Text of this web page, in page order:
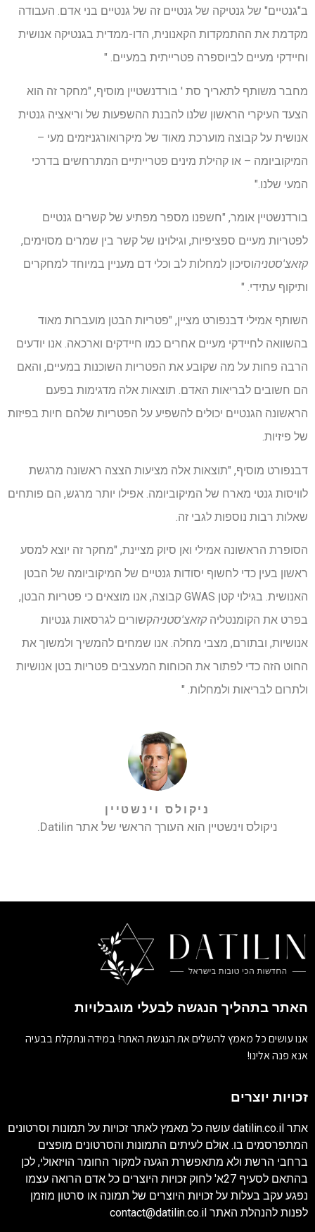
ב"גנטיים" של גנטיקה של גנטיים זה של גנטיים בני אדם. העבודה
מקדמת את ההתמקדות הקאנונית, הדו-ממדית בגנטיקה אנושית
וחיידקי מעיים לביוספרה פטרייתית במעיים. "
מחבר משותף לתאריך סת ' בורדנשטיין מוסיף, "מחקר זה הוא
הצעד העיקרי הראשון שלנו להבנת ההשפעות של וריאציה גנטית
אנושית על קבוצה מוערכת מאוד של מיקרואורגניזמים מעי –
המיקוביומה – או קהילת מינים פטרייתיים המתרחשים בדרכי
המעי שלנו."
בורדנשטיין אומר, "חשפנו מספר מפתיע של קשרים גנטיים
לפטריות מעיים ספציפיות, וגילוינו של קשר בין שמרים מסוימים,
קזאצ'סטניהוסיכון למחלות לב וכלי דם מעניין במיוחד למחקרים
ותיקוף עתידי. "
השותף אמילי דבנפורט מציין, "פטריות הבטן מועברות מאוד
בהשוואה לחיידקי מעיים אחרים כמו חיידקים וארכאה. אנו יודעים
הרבה פחות על מה שקובע את הפטריות השוכנות במעיים, והאם
הם חשובים לבריאות האדם. תוצאות אלה מדגימות בפעם
הראשונה הגנטיים יכולים להשפיע על הפטריות שלהם חיות בפיזות
של פיזיות.
דבנפורט מוסיף, "תוצאות אלה מציעות הצצה ראשונה מרגשת
לוויסות גנטי מארח של המיקוביומה. אפילו יותר מרגש, הם פותחים
שאלות רבות נוספות לגבי זה.
הסופרת הראשונה אמילי ואן סיוק מציינת, "מחקר זה יוצא למסע
ראשון בעין כדי לחשוף יסודות גנטיים של המיקוביומה של הבטן
האנושית. בגילוי קטן GWAS קבוצה, אנו מוצאים כי פטריות הבטן,
בפרט את הקומנטליה קזאצ'סטניהקשורים לגרסאות גנטיות
אנושיות, ובתורם, מצבי מחלה. אנו שמחים להמשיך ולמשוך את
החוט הזה כדי לפתור את הכוחות המעצבים פטריות בטן אנושיות
ולתרום לבריאות ולמחלות. "
ניקולס וינשטיין
ניקולס וינשטיין הוא העורך הראשי של אתר Datilin.
האתר בתהליך הנגשה לבעלי מוגבלויות
אנו עושים כל מאמץ להשלים את הנגשת האתר! במידה ונתקלת בבעיה
אנא פנה אלינו!
זכויות יוצרים
אתר datilin.co.il עושה כל מאמץ לאתר זכויות על תמונות וסרטונים
המתפרסמים בו. אולם לעיתים התמונות והסרטונים מופצים
ברחבי הרשת ולא מתאפשרת הגעה למקור החומר הויזאולי, לכן
בהתאם לסעיף 27א' לחוק זכויות היוצרים כל אדם הרואה עצמו
נפגע עקב בעלות על זכויות היוצרים של תמונה או סרטון מוזמן
לפנות להנהלת האתר contact@datilin.co.il